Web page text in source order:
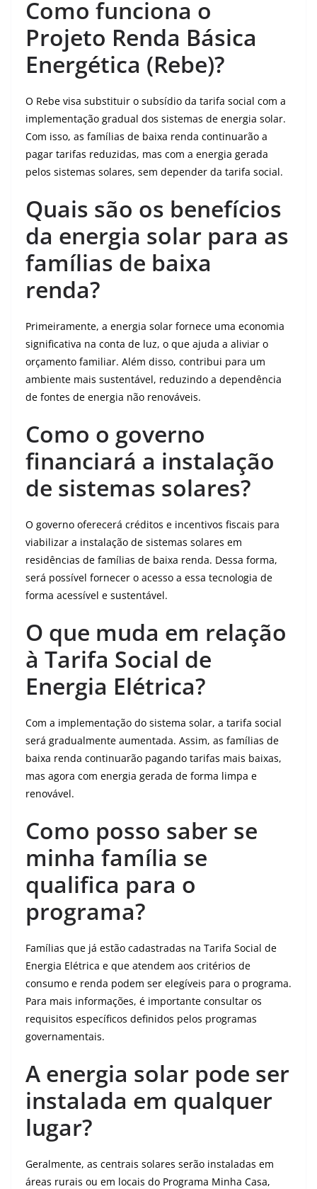
Como funciona o
Projeto Renda Básica
Energética (Rebe)?
O Rebe visa substituir o subsídio da tarifa social com a
implementação gradual dos sistemas de energia solar.
Com isso, as famílias de baixa renda continuarão a
pagar tarifas reduzidas, mas com a energia gerada
pelos sistemas solares, sem depender da tarifa social.
Quais são os benefícios
da energia solar para as
famílias de baixa
renda?
Primeiramente, a energia solar fornece uma economia
significativa na conta de luz, o que ajuda a aliviar o
orçamento familiar. Além disso, contribui para um
ambiente mais sustentável, reduzindo a dependência
de fontes de energia não renováveis.
Como o governo
financiará a instalação
de sistemas solares?
O governo oferecerá créditos e incentivos fiscais para
viabilizar a instalação de sistemas solares em
residências de famílias de baixa renda. Dessa forma,
será possível fornecer o acesso a essa tecnologia de
forma acessível e sustentável.
O que muda em relação
à Tarifa Social de
Energia Elétrica?
Com a implementação do sistema solar, a tarifa social
será gradualmente aumentada. Assim, as famílias de
baixa renda continuarão pagando tarifas mais baixas,
mas agora com energia gerada de forma limpa e
renovável.
Como posso saber se
minha família se
qualifica para o
programa?
Famílias que já estão cadastradas na Tarifa Social de
Energia Elétrica e que atendem aos critérios de
consumo e renda podem ser elegíveis para o programa.
Para mais informações, é importante consultar os
requisitos específicos definidos pelos programas
governamentais.
A energia solar pode ser
instalada em qualquer
lugar?
Geralmente, as centrais solares serão instaladas em
áreas rurais ou em locais do Programa Minha Casa,